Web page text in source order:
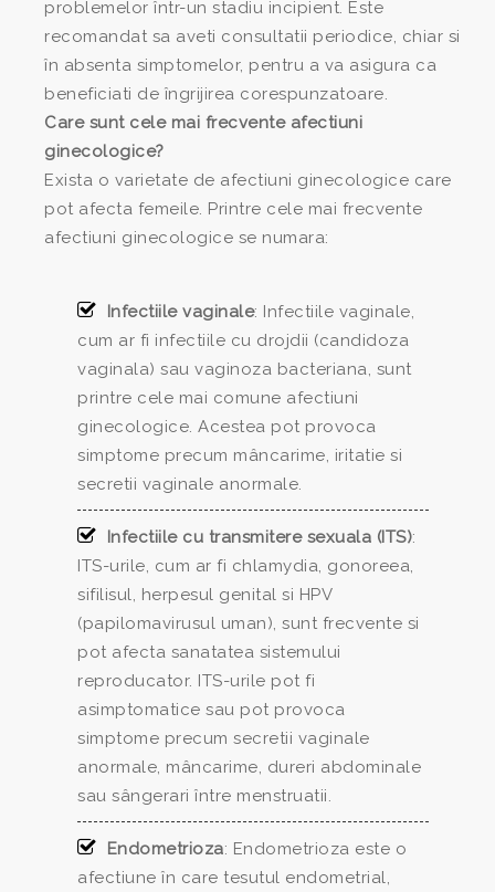
problemelor într-un stadiu incipient. Este
recomandat sa aveti consultatii periodice, chiar si
în absenta simptomelor, pentru a va asigura ca
beneficiati de îngrijirea corespunzatoare.
Care sunt cele mai frecvente afectiuni
ginecologice?
Exista o varietate de afectiuni ginecologice care
pot afecta femeile. Printre cele mai frecvente
afectiuni ginecologice se numara:
Infectiile vaginale: Infectiile vaginale,
cum ar fi infectiile cu drojdii (candidoza
vaginala) sau vaginoza bacteriana, sunt
printre cele mai comune afectiuni
ginecologice. Acestea pot provoca
simptome precum mâncarime, iritatie si
secretii vaginale anormale.
Infectiile cu transmitere sexuala (ITS):
ITS-urile, cum ar fi chlamydia, gonoreea,
sifilisul, herpesul genital si HPV
(papilomavirusul uman), sunt frecvente si
pot afecta sanatatea sistemului
reproducator. ITS-urile pot fi
asimptomatice sau pot provoca
simptome precum secretii vaginale
anormale, mâncarime, dureri abdominale
sau sângerari între menstruatii.
Endometrioza: Endometrioza este o
afectiune în care tesutul endometrial,